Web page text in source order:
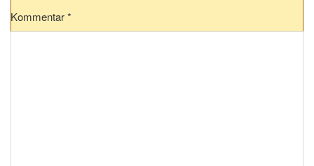
Kommentar*